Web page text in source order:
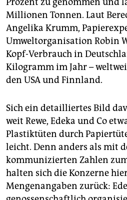
Millionen Tonnen. Laut
Angelika Krumm,
Umweltorganisation Robin
Kopf-Verbrauch in
Kilogramm im Jahr –
den USA und Finnland.
Sich ein detailliertes Bild
weit Rewe, Edeka und Co
Plastiktüten durch
leicht. Denn anders als mit
kommunizierten Zahlen
halten sich die Konzerne
Mengenangaben zurück: